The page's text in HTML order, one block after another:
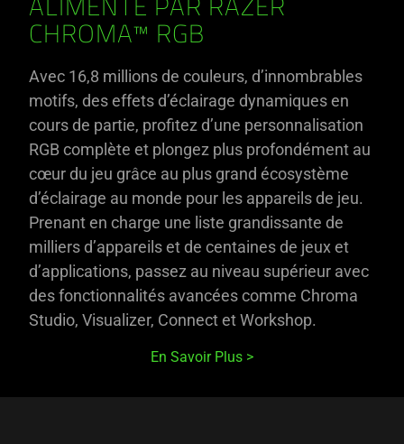
ALIMENTÉ PAR RAZER
CHROMA™ RGB
Avec 16,8 millions de couleurs, d’innombrables
motifs, des effets d’éclairage dynamiques en
cours de partie, profitez d’une personnalisation
RGB complète et plongez plus profondément au
cœur du jeu grâce au plus grand écosystème
d’éclairage au monde pour les appareils de jeu.
Prenant en charge une liste grandissante de
milliers d’appareils et de centaines de jeux et
d’applications, passez au niveau supérieur avec
des fonctionnalités avancées comme Chroma
Studio, Visualizer, Connect et Workshop.
En Savoir Plus